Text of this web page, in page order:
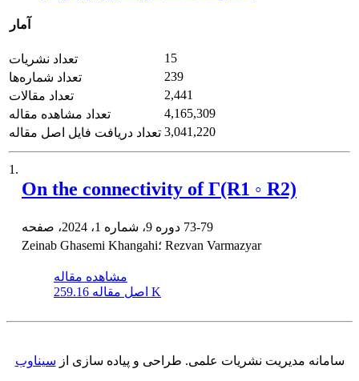
آمار
تعداد نشریات
15
تعداد شماره‌ها
239
تعداد مقالات
2,441
تعداد مشاهده مقاله
4,165,309
تعداد دریافت فایل اصل مقاله 3,041,220
1.
On the connectivity of Γ(R1 ◦ R2)
73-79
Zeinab Ghasemi Khangahi؛ Rezvan Varmazyar
مشاهده مقاله
اصل مقاله 259.16 K
سامانه مدیریت نشریات علمی. طراحی و پیاده سازی از سیناوب